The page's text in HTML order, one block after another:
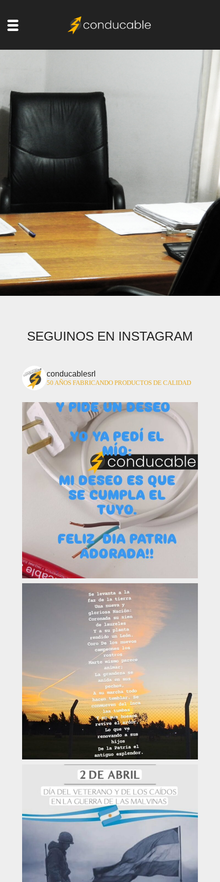
SEGUINOS EN INSTAGRAM
conducablesrl
50 AÑOS FABRICANDO PRODUCTOS DE CALIDAD